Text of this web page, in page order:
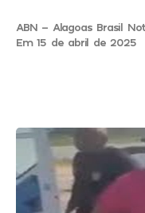
ABN - Alagoas Brasil
Em 15 de abril de 2025